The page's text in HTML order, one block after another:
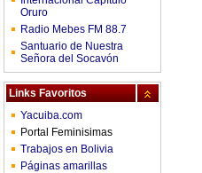
Oruro
Radio Mebes FM 88.7
Santuario de Nuestra
Señora del Socavón
Links Favoritos
Yacuiba.com
Portal Feminisimas
Trabajos en Bolivia
Páginas amarillas